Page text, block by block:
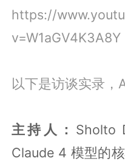
https://
v=W1aGV4K3A8Y
以下是访谈实录，
主持人： Sholto
Claude 4 模型的